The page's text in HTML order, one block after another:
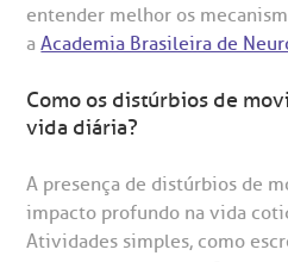
Saiba mais
Endereço:
R. Martiniano de Carvalho, 965
a BP
Conosco
de Benchmarking
Centro de Doenças
Cirurgia
frequentes
entender melhor os
aAcademia Brasileira de
Como os distúrbios de
vida diária?
A presença de distúrbios de
impacto profundo na vida
Atividades simples, como